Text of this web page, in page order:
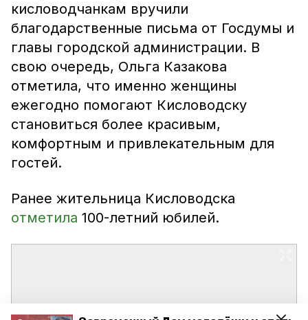
кисловодчанкам вручили
благодарственные письма от Госдумы и
главы городской администрации. В
свою очередь, Ольга Казакова
отметила, что именно женщины
ежегодно помогают Кисловодску
становиться более красивым,
комфортным и привлекательным для
гостей.
Ранее жительница Кисловодска
отметила 100-летний юбилей.